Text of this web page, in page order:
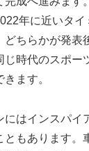
年に近いタイ
ちらかが発表
じ時代のスポー
ます。
にはインスパイ
もあります。